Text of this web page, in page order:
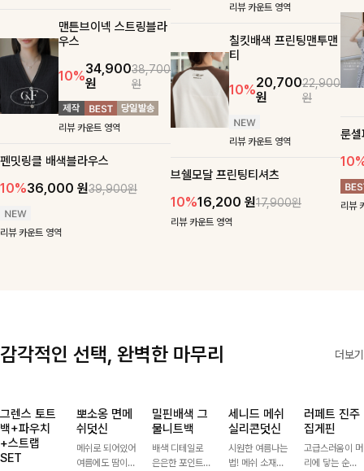
맨튼브이넥 스트링블라
우스
10%34,900
원
38,700
원
리뷰 카운트 영역
펜밋링클 배색블라우스
10%36,000 원39,900원
리뷰 카운트 영역
리뷰 카운트 영역
칠킷배색 프린팅맨투맨
티
10%20,700
원
22,900
원
리뷰 카운트 영역
브쉘모달 프린팅티셔츠
10%16,200 원17,900원
리뷰 카운트 영역
룬
리뷰
감각적인 선택, 완벽한 마무리 더보기
그렌스 토트
백+파우치
+스트랩
SET
뽀소옹 면메
쉬덧신
메쉬로 되어있어
여름에도 땀이
밀핀배색 그
물니트백
배색 디테일로
은은한 포인트를
세니드 메쉬
실리콘덧신
시원한 여름나는
법! 메쉬 소재배
러페트 진주
집게핀
고급스러움이 머
리에 닿는 순간,